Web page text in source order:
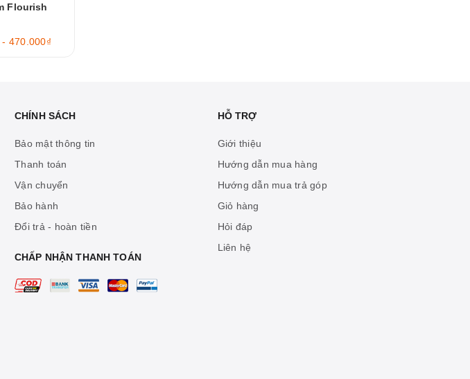
Flourish
470.000₫
CHÍNH SÁCH
Bảo mật thông tin
Thanh toán
Vận chuyển
Bảo hành
Đổi trả - hoàn tiền
CHẤP NHẬN THANH TOÁN
HỖ TRỢ
Giới thiệu
Hướng dẫn mua hàng
Hướng dẫn mua trả góp
Giỏ hàng
Hỏi đáp
Liên hệ